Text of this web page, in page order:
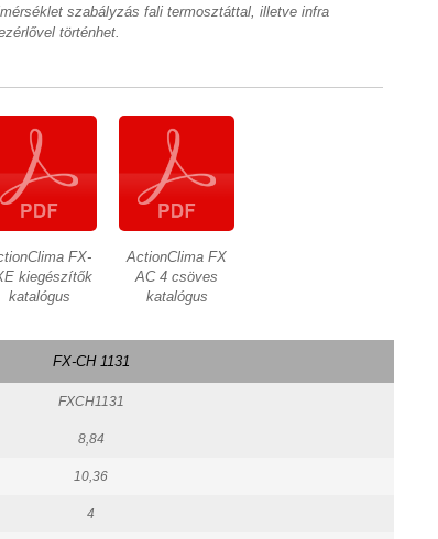
szabályzás fali termosztáttal, illetve infra
történhet.
FX-
kiegészítők
katalógus
ActionClima FX
AC 4 csöves
katalógus
FX-CH 1131
FXCH1131
8,84
10,36
4